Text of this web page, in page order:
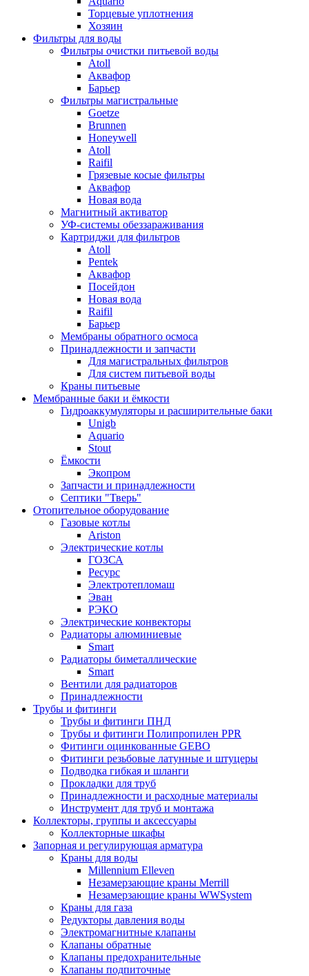
Торцевые уплотнения
Хозяин
Фильтры для воды
Фильтры очистки питьевой воды
Atoll
Аквафор
Барьер
Фильтры магистральные
Goetze
Brunnen
Honeywell
Atoll
Raifil
Грязевые косые фильтры
Аквафор
Новая вода
Магнитный активатор
УФ-системы обеззараживания
Картриджи для фильтров
Atoll
Pentek
Аквафор
Посейдон
Новая вода
Raifil
Барьер
Мембраны обратного осмоса
Принадлежности и запчасти
Для магистральных фильтров
Для систем питьевой воды
Краны питьевые
Мембранные баки и ёмкости
Гидроаккумуляторы и расширительные баки
Unigb
Aquario
Stout
Ёмкости
Экопром
Запчасти и принадлежности
Септики "Тверь"
Отопительное оборудование
Газовые котлы
Ariston
Электрические котлы
ГОЗСА
Ресурс
Электротепломаш
Эван
РЭКО
Электрические конвекторы
Радиаторы алюминиевые
Smart
Радиаторы биметаллические
Smart
Вентили для радиаторов
Принадлежности
Трубы и фитинги
Трубы и фитинги ПНД
Трубы и фитинги Полипропилен PPR
Фитинги оцинкованные GEBO
Фитинги резьбовые латунные и штуцеры
Подводка гибкая и шланги
Прокладки для труб
Принадлежности и расходные материалы
Инструмент для труб и монтажа
Коллекторы, группы и аксессуары
Коллекторные шкафы
Запорная и регулирующая арматура
Краны для воды
Millennium Elleven
Незамерзающие краны Merrill
Незамерзающие краны WWSystem
Краны для газа
Редукторы давления воды
Электромагнитные клапаны
Клапаны обратные
Клапаны предохранительные
Клапаны подпиточные